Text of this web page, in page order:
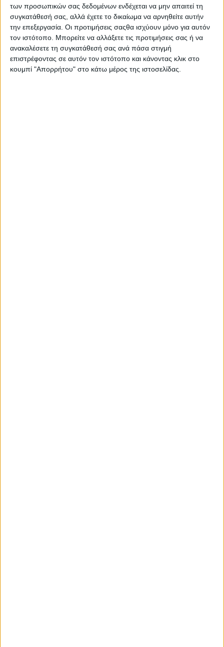
των προσωπικών σας δεδομένων ενδέχεται να μην απαιτεί τη
συγκατάθεσή σας, αλλά έχετε το δικαίωμα να αρνηθείτε αυτήν
την επεξεργασία. Οι προτιμήσεις σαςθα ισχύουν μόνο για αυτόν
τον ιστότοπο. Μπορείτε να αλλάξετε τις προτιμήσεις σας ή να
ανακαλέσετε τη συγκατάθεσή σας ανά πάσα στιγμή
επιστρέφοντας σε αυτόν τον ιστότοπο και κάνοντας κλικ στο
κουμπί "Απορρήτου" στο κάτω μέρος της ιστοσελίδας.
AUTHOR
Psaxna.gr